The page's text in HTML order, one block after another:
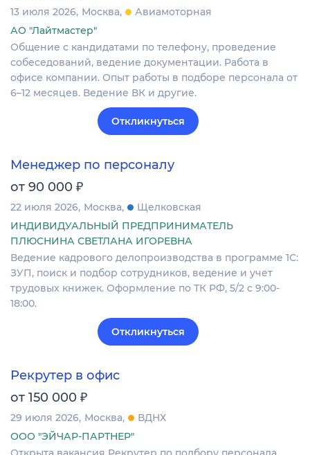
13 июля 2026 Москва
Авиамоторная
АО "Лайтмастер"
Общение с кандидатами по телефону, проведение
собеседований, ведение документации. Работа в
офисе компании. Опыт работы в подборе персонала от
6–12 месяцев. Ведение ВК и другие.
Откликнуться
Менеджер по персоналу
от 90 000 ₽
22 июля 2026 Москва
Щелковская
ИНДИВИДУАЛЬНЫЙ ПРЕДПРИНИМАТЕЛЬ
ПЛЮСНИНА СВЕТЛАНА ИГОРЕВНА
Ведение кадрового делопроизводства в программе 1С:
ЗУП, поиск и подбор сотрудников, ведение и учет
трудовых книжек. Оформление по ТК РФ, 5/2 с 9:00-
18:00.
Откликнуться
Рекрутер в офис
от 150 000 ₽
29 июля 2026 Москва
ВДНХ
ООО "ЭЙЧАР-ПАРТНЕР"